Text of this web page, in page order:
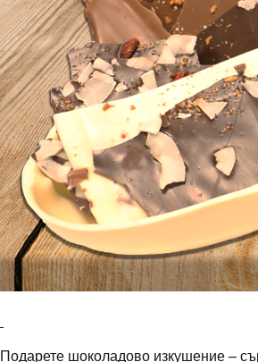
Подарете шоколадово изкушение –